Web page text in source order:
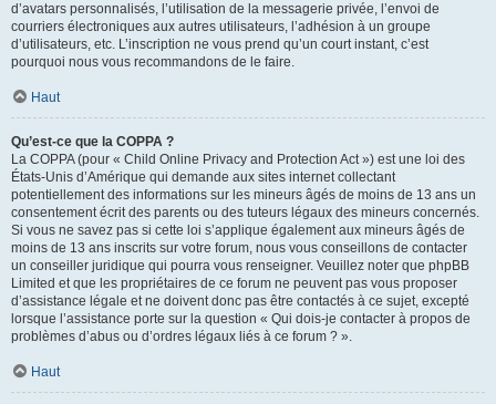
d’avatars personnalisés, l’utilisation de la messagerie privée, l’envoi de
courriers électroniques aux autres utilisateurs, l’adhésion à un groupe
d’utilisateurs, etc. L’inscription ne vous prend qu’un court instant, c’est
pourquoi nous vous recommandons de le faire.
Haut
Qu’est-ce que la COPPA ?
La COPPA (pour « Child Online Privacy and Protection Act ») est une loi des
États-Unis d’Amérique qui demande aux sites internet collectant
potentiellement des informations sur les mineurs âgés de moins de 13 ans un
consentement écrit des parents ou des tuteurs légaux des mineurs concernés.
Si vous ne savez pas si cette loi s’applique également aux mineurs âgés de
moins de 13 ans inscrits sur votre forum, nous vous conseillons de contacter
un conseiller juridique qui pourra vous renseigner. Veuillez noter que phpBB
Limited et que les propriétaires de ce forum ne peuvent pas vous proposer
d’assistance légale et ne doivent donc pas être contactés à ce sujet, excepté
lorsque l’assistance porte sur la question « Qui dois-je contacter à propos de
problèmes d’abus ou d’ordres légaux liés à ce forum ? ».
Haut